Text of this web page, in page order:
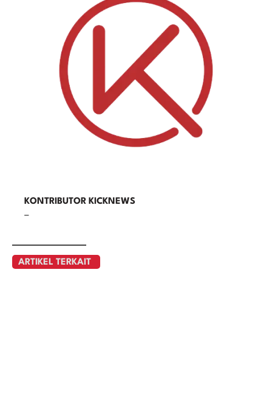
KONTRIBUTOR KICKNEWS
–
ARTIKEL TERKAIT